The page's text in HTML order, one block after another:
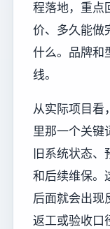
程落地，重点
价、多久能做
什么。品牌和
线。
从实际项目看
里那一个关键
旧系统状态
和后续维保。
后面就会出现
返工或验收口